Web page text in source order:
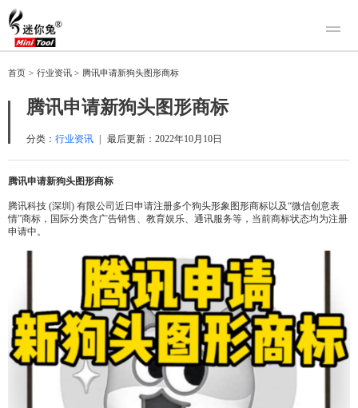
产品
迷你兔分区向导
下载
购买
关于我们
首页 > 行业资讯 > 腾讯申请新狗头图形商标
腾讯申请新狗头图形商标
分类： 行业资讯 最后更新： 2022年10月10日
腾讯申请新狗头图形商标
腾讯科技 (深圳) 有限公司近日申请注册多个狗头形象图形商标以及“微信创意表
情”商标，国际分类含广告销售、教育娱乐、通讯服务等，当前商标状态均为注册
申请中。